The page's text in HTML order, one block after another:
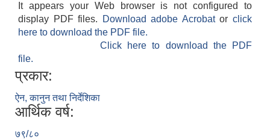
It appears your Web browser is not configured to
display PDF files.
Download adobe Acrobatorclick
here to download the PDF file.
Click here to download the PDF
file.
प्रकार:
ऐन, कानुन तथा निर्देशिका
आर्थिक वर्ष:
७९/८०